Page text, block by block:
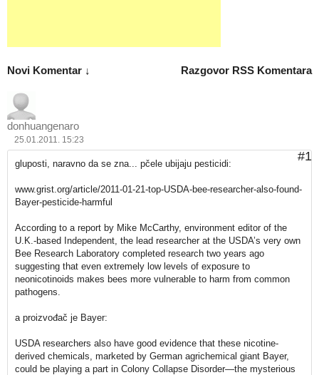
Razgovor RSS Komentara
Novi Komentar ↓
donhuangenaro
25.01.2011. 15:23
#1
gluposti, naravno da se zna... pčele ubijaju pesticidi:
www.grist.org/article/2011-01-21-top-USDA-bee-researcher-also-found-
Bayer-pesticide-harmful
According to a report by Mike McCarthy, environment editor of the
U.K.-based Independent, the lead researcher at the USDA’s very own
Bee Research Laboratory completed research two years ago
suggesting that even extremely low levels of exposure to
neonicotinoids makes bees more vulnerable to harm from common
pathogens.
a proizvođač je Bayer:
USDA researchers also have good evidence that these nicotine-
derived chemicals, marketed by German agrichemical giant Bayer,
could be playing a part in Colony Collapse Disorder—the mysterious